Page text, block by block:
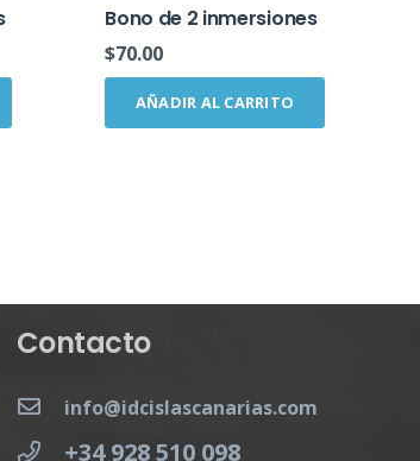
Bono de 2 inmersiones
$70.00
AÑADIR AL CARRITO
Contacto
info@idcislascanarias.com
+34 928 510 098